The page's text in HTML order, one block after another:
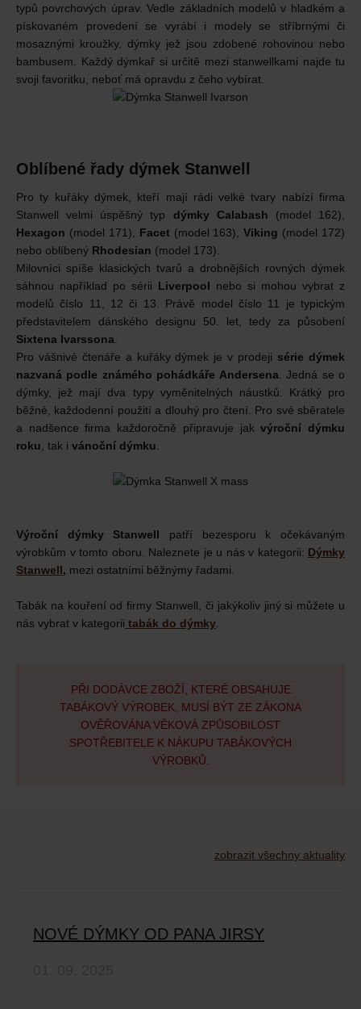
typů povrchových úprav. Vedle základních modelů v hladkém a
pískovaném provedení se vyrábí i modely se stříbrnými či
mosaznými kroužky, dýmky jež jsou zdobené rohovinou nebo
bambusem. Každý dýmkař si určitě mezi stanwellkami najde tu
svoji favoritku, neboť má opravdu z čeho vybírat.
Oblíbené řady dýmek Stanwell
Pro ty kuřáky dýmek, kteří mají rádi velké tvary nabízí firma
Stanwell velmi úspěšný typ dýmky Calabash (model 162),
Hexagon (model 171), Facet(model 163),Viking (model 172)
nebo oblíbený Rhodesian (model 173).
Milovníci spíše klasických tvarů a drobnějších rovných dýmek
sáhnou například po sérii Liverpool nebo si mohou vybrat z
modelů číslo 11, 12 či 13. Právě model číslo 11 je typickým
představitelem dánského designu 50. let, tedy za působení
Sixtena Ivarssona
Pro vášnivé čtenáře a kuřáky dýmek je v prodeji série dýmek
nazvaná podle známého pohádkáře Andersena . Jedná se o
dýmky, jež mají dva typy vyměnitelných náustků. Krátký pro
běžné, každodenní použití a dlouhý pro čtení. Pro své sběratele
a nadšence firma každoročně připravuje jakvýroční dýmku
roku , tak i vánoční dýmku
Výroční dýmky Stanwell patří bezesporu k očekávaným
výrobkům v tomto oboru. Naleznete je u nás v kategorii: Dýmky
Stanwell, mezi ostatními běžnýmy řadami.
Tabák na kouření od firmy Stanwell, či jakýkoliv jiný si můžete u
nás vybrat v kategorii tabák do dýmky
PŘI DODÁVCE ZBOŽÍ, KTERÉ OBSAHUJE
TABÁKOVÝ VÝROBEK, MUSÍ BÝT ZE ZÁKONA
OVĚŘOVÁNA VĚKOVÁ ZPŮSOBILOST
SPOTŘEBITELE K NÁKUPU TABÁKOVÝCH
VÝROBKŮ.
zobrazit všechny aktuality
NOVÉ DÝMKY OD PANA JIRSY